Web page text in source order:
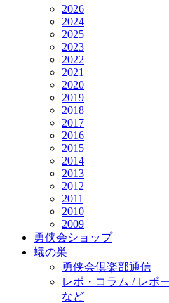
2026
2024
2025
2023
2022
2021
2020
2019
2018
2017
2016
2015
2014
2013
2012
2011
2010
2009
勇侠会ショップ
蟻の巣
勇侠会倶楽部通信
レポ・コラム / レポ
など